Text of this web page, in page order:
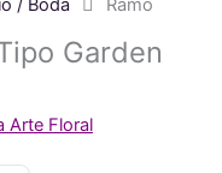
Garden
Arte Floral